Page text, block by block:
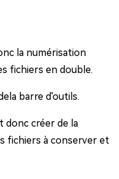
la numérisation
fichiers en double.
barre d'outils.
donc créer de la
fichiers à conserver et